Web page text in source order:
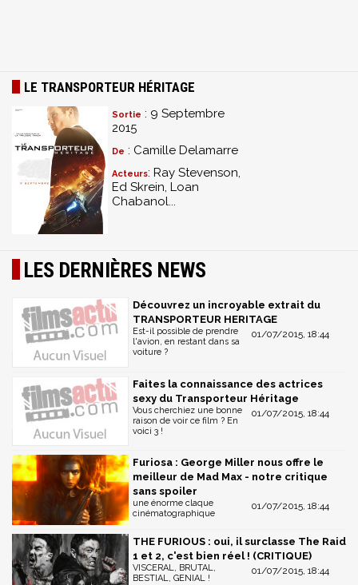
LE TRANSPORTEUR HÉRITAGE
Sortie : 9 Septembre
2015
De : Camille Delamarre
Acteurs: Ray Stevenson,
Ed Skrein, Loan
Chabanol...
LES DERNIÈRES NEWS
Découvrez un incroyable extrait du
TRANSPORTEUR HERITAGE
01/07/2015, 18:44
Est-il possible de prendre
l'avion, en restant dans sa
voiture ?
Faites la connaissance des actrices
sexy du Transporteur Héritage
01/07/2015, 18:44
Vous cherchiez une bonne
raison de voir ce film ? En
voici 3 !
Furiosa : George Miller nous offre le
meilleur de Mad Max - notre critique
sans spoiler
01/07/2015, 18:44
une énorme claque
cinématographique
THE FURIOUS : oui, il surclasse The Raid
1 et 2, c'est bien réel ! (CRITIQUE)
01/07/2015, 18:44
VISCERAL, BRUTAL,
BESTIAL, GENIAL !